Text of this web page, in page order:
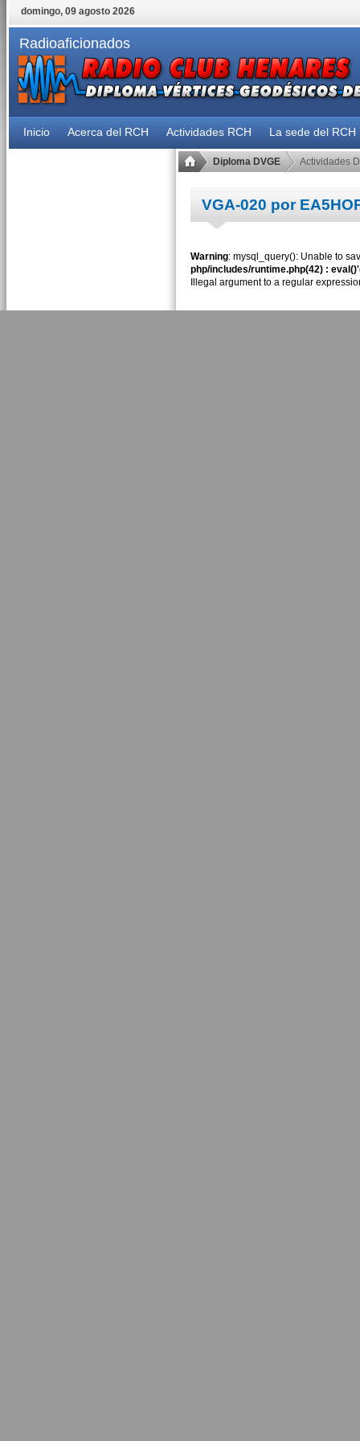
domingo, 09 agosto 2026
Radioaficionados
Inicio Acerca del RCH Actividades RCH La sede del RCH
Diploma DVGE Actividades
VGA-020 por
Warning: mysql_query(): Unable to
php/includes/runtime.php(42) :
Illegal argument to a regular